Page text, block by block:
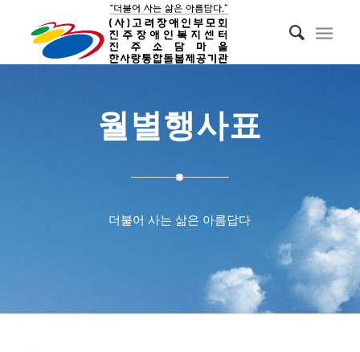
월별행사표
더불어 사는 삶은 아름답다